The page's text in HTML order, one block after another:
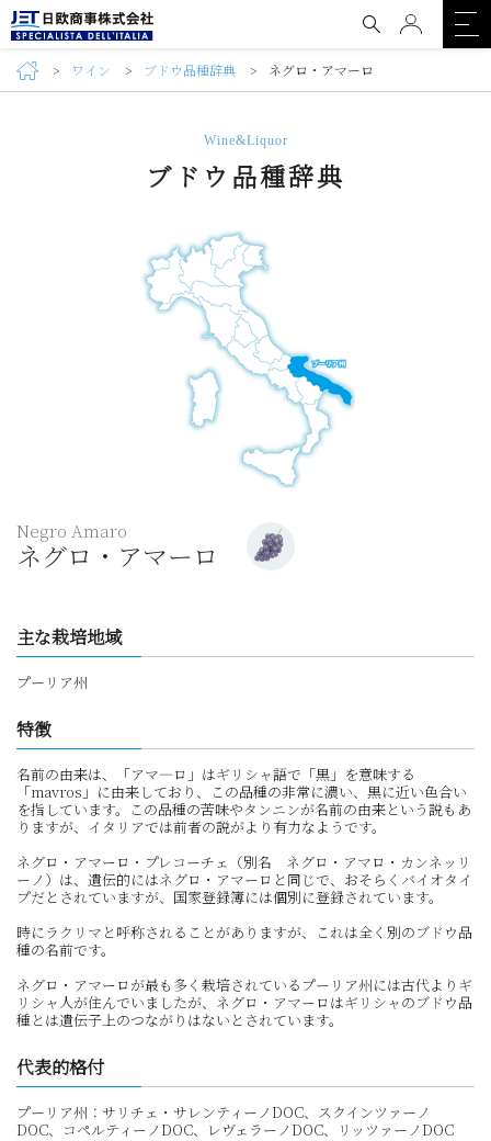
ワイン ブドウ品種辞典 ネグロ・アマーロ
Wine&Liquor
ブドウ品種辞典
Negro Amaro
ネグロ・アマーロ
主な栽培地域
プーリア州
特徴
名前の由来は、「アマ―ロ」はギリシャ語で「黒」を意味する
「mavros」に由来しており、この品種の非常に濃い、黒に近い色合い
を指しています。この品種の苦味やタンニンが名前の由来という説もあ
りますが、イタリアでは前者の説がより有力なようです。
ネグロ・アマーロ・プレコーチェ（別名 ネグロ・アマロ・カンネッリ
ーノ）は、遺伝的にはネグロ・アマーロと同じで、おそらくバイオタイ
プだとされていますが、国家登録簿には個別に登録されています。
時にラクリマと呼称されることがありますが、これは全く別のブドウ品
種の名前です。
ネグロ・アマーロが最も多く栽培されているプーリア州には古代よりギ
リシャ人が住んでいましたが、ネグロ・アマーロはギリシャのブドウ品
種とは遺伝子上のつながりはないとされています。
代表的格付
プーリア州：サリチェ・サレンティーノDOC、スクインツァーノ
DOC、コペルティーノDOC、レヴェラーノDOC、リッツァーノDOC